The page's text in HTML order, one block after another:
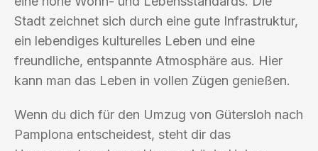
Stadt zeichnet sich durch eine gute Infrastruktur,
ein lebendiges kulturelles Leben und eine
freundliche, entspannte Atmosphäre aus. Hier
kann man das Leben in vollen Zügen genießen.
Wenn du dich für den Umzug von Gütersloh nach
Pamplona entscheidest, steht dir das